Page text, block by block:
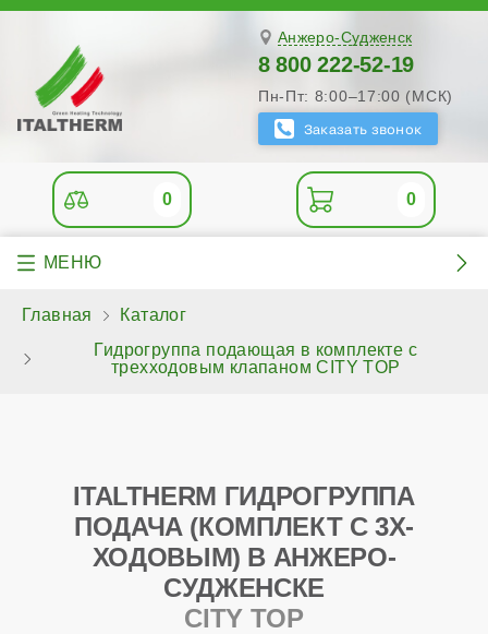
Анжеро-Судженск
8 800 222-52-19
Пн-Пт: 8:00–17:00 (МСК)
0 0
Главная
Каталог
Гидрогруппа подающая в комплекте с
трехходовым клапаном CITY TOP
ITALTHERM ГИДРОГРУППА
ПОДАЧА (КОМПЛЕКТ С 3Х-
ХОДОВЫМ) В АНЖЕРО-
СУДЖЕНСКЕ
CITY TOP